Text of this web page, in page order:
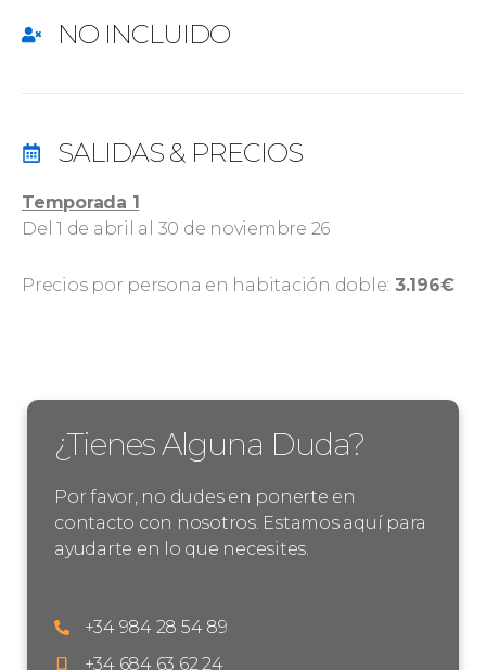
NO INCLUIDO
SALIDAS & PRECIOS
Temporada 1
Del 1 de abril al 30 de noviembre 26
Precios por persona en habitación doble: 3.196€
¿Tienes Alguna Duda?
Por favor, no dudes en ponerte en
contacto con nosotros. Estamos aquí para
ayudarte en lo que necesites.
+34 984 28 54 89
+34 684 63 62 24